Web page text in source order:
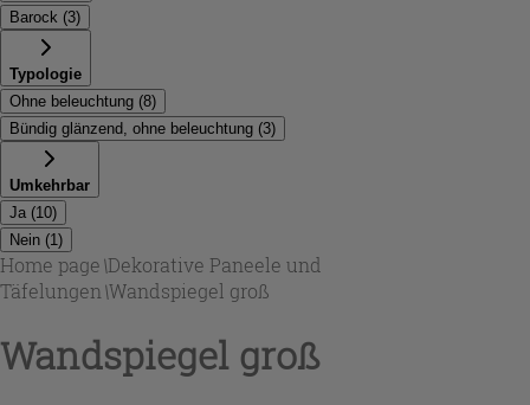
Barock (3)
Typologie
Ohne beleuchtung (8)
Bündig glänzend, ohne beleuchtung (3)
Umkehrbar
Ja (10)
Nein (1)
Home page\Dekorative Paneele und
Täfelungen \Wandspiegel groß
Wandspiegel groß